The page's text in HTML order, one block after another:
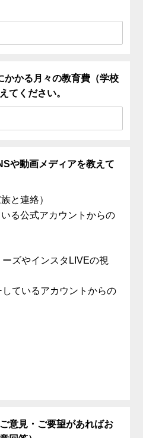
かかる月々の教育費（学校
てください。
や動画メディアを教えて
と連絡）
る公式アカウントからの
ーズやインスタLIVEの視
しているアカウントからの
意見・ご要望があればお